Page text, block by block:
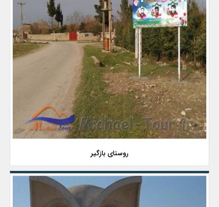
روستای بازگیر